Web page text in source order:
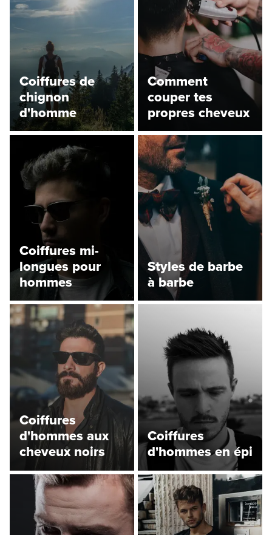
Coiffures de
chignon
d'homme
Comment
couper tes
propres cheveux
Coiffures mi-
longues pour
hommes
Styles de barbe
à barbe
Coiffures
d'hommes aux
cheveux noirs
Coiffures
d'hommes en épi